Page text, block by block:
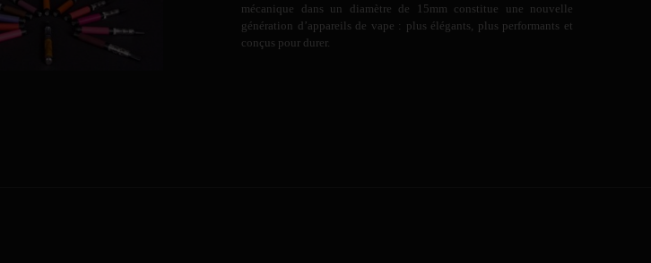
mécanique dans un diamètre de 15mm constitue une nouvelle
génération d’appareils de vape : plus élégants, plus performants et
conçus pour durer.